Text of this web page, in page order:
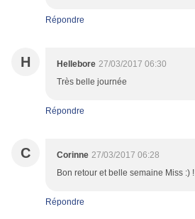
Répondre
H Hellebore 27/03/2017 06:30
Très belle journée
Répondre
C Corinne 27/03/2017 06:28
Bon retour et belle semaine Miss :) !
Répondre